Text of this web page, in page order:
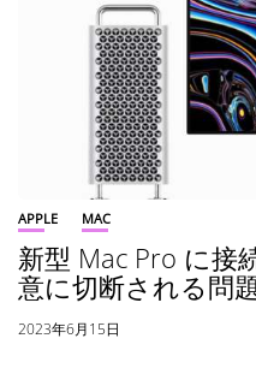
APPLE MAC
新型 Mac Pro に接
意に切断される問
2023年6月15日